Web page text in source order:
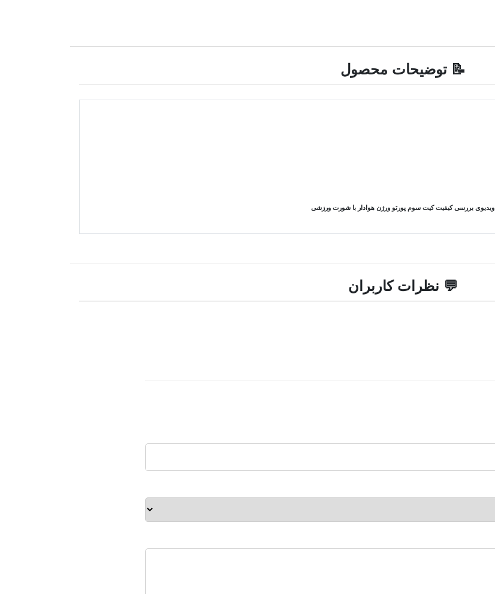
📝 توضیحات محصول
ویدیوی بررسی کیفیت کیت سوم پورتو ورژن هوادار با شورت ورزشی
💬 نظرات کاربران